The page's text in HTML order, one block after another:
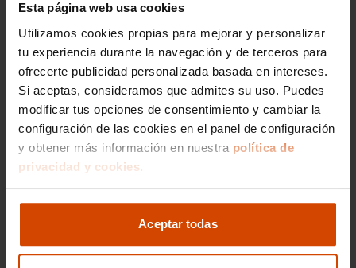
Esta página web usa cookies
Utilizamos cookies propias para mejorar y personalizar
tu experiencia durante la navegación y de terceros para
ofrecerte publicidad personalizada basada en intereses.
Si aceptas, consideramos que admites su uso. Puedes
modificar tus opciones de consentimiento y cambiar la
configuración de las cookies en el panel de configuración
y obtener más información en nuestra política de
privacidad y cookies.
Aceptar todas
Si lo prefieres,
gestionamos la venta de
tu vehículo
Nos encargamos de todos los trámites
Reportaje fotográfico
Publicación en los principales portales
Ir a gestión de venta